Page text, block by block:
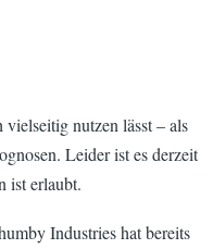
nutzen lässt – als
Leider ist es derzeit
ist erlaubt.
Industries hat bereits